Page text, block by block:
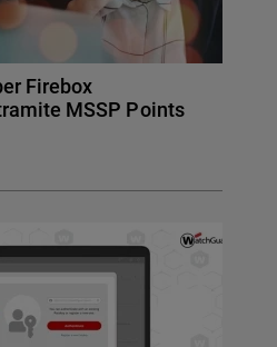
Firebox
MSSP Points